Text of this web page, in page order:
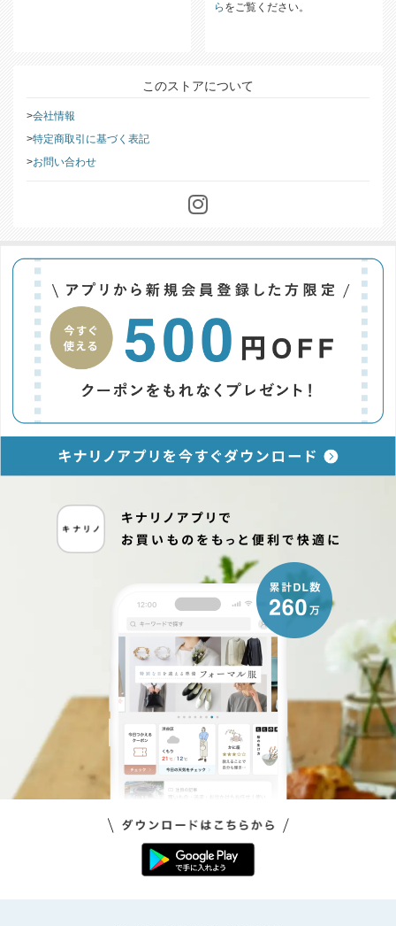
ら をご覧ください。
このストアについて
会社情報
特定商取引に基づく表記
お問い合わせ